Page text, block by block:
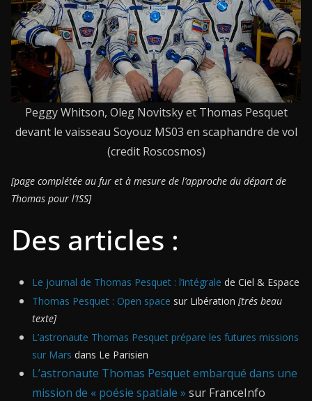
Peggy Whitson, Oleg Novitsky et Thomas Pesquet
devant le vaisseau Soyouz MS03 en scaphandre de vol
(credit Roscosmos)
[page complétée au fur et à mesure de l’approche du départ de
Thomas pour l’ISS]
Des articles :
Le journal de Thomas Pesquet : l’intégrale de Ciel & Espace
Thomas Pesquet : Open space sur Libération [trés beau
texte]
L’astronaute Thomas Pesquet prépare les futures missions
sur Mars dans Le Parisien
L’astronaute Thomas Pesquet embarqué dans une
mission de « poésie spatiale » sur FranceInfo